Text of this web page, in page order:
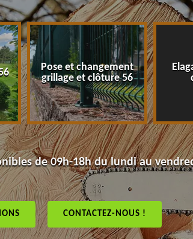
Pose et changement
grillage et clôture 56
de 09h-18h du lundi au
CONTACTEZ-NOUS !